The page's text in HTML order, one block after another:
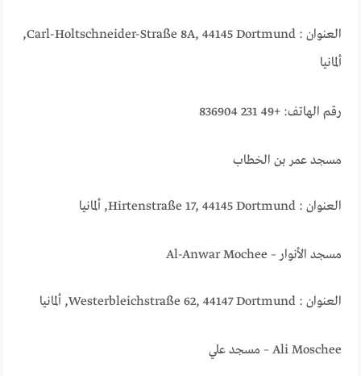
العنوان : Carl-Holtschneider-Straße 8A, 44145 Dortmund,
ألمانيا
رقم الهاتف: +49 231 836904
مسجد عمر بن الخطاب
العنوان : Hirtenstraße 17, 44145 Dortmund, ألمانيا
مسجد الأنوار – Al-Anwar Mochee
العنوان : Westerbleichstraße 62, 44147 Dortmund, ألمانيا
Ali Moschee – مسجد علي